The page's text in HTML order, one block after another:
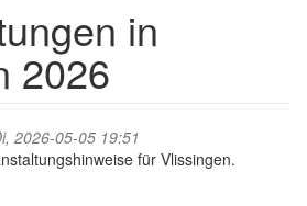
in
2026
2026-05-05 19:51
für Vlissingen.